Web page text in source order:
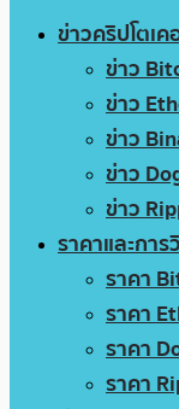
ข่าวคริปโตเค
ข่าว
ข่าว
ข่าว
ข่าว
ข่าว
ราคาและการ
ราคา
ราคา
ราคา
ราคา